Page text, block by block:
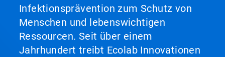
Infektionsprävention zum Schutz von
Menschen und lebenswichtigen
Ressourcen. Seit über einem
Jahrhundert treibt Ecolab Innovationen